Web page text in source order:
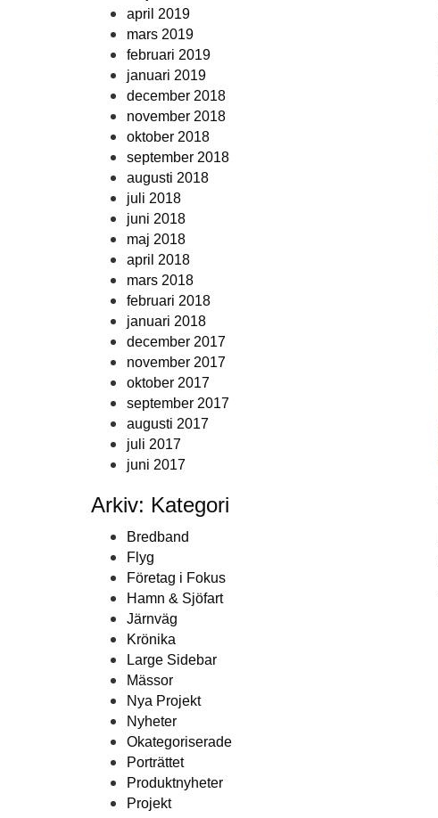
april 2019
mars 2019
februari 2019
januari 2019
december 2018
november 2018
oktober 2018
september 2018
augusti 2018
juli 2018
juni 2018
maj 2018
april 2018
mars 2018
februari 2018
januari 2018
december 2017
november 2017
oktober 2017
september 2017
augusti 2017
juli 2017
juni 2017
Arkiv: Kategori
Bredband
Flyg
Företag i Fokus
Hamn & Sjöfart
Järnväg
Krönika
Large Sidebar
Mässor
Nya Projekt
Nyheter
Okategoriserade
Porträttet
Produktnyheter
Projekt